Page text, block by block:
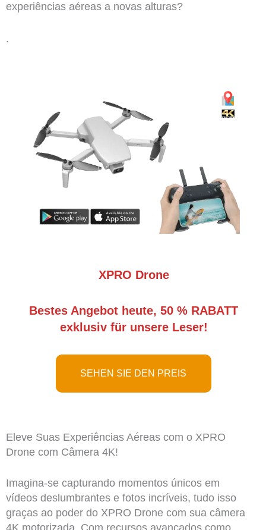
experiências aéreas a novas alturas?
.
XPRO Drone
Bestes Angebot heute, 50 % RABATT
exklusiv für unsere Leser!
SEHEN SIE DEN PREIS
Eleve Suas Experiências Aéreas com o XPRO
Drone com Câmera 4K!
Imagina-se capturando momentos únicos em
vídeos deslumbrantes e fotos incríveis, tudo isso
graças ao poder do XPRO Drone com sua câmera
4K motorizada. Com recursos avançados como